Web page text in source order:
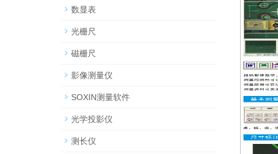
数显表
光栅尺
磁栅尺
影像测量仪
SOXIN测量软件
光学投影仪
测长仪